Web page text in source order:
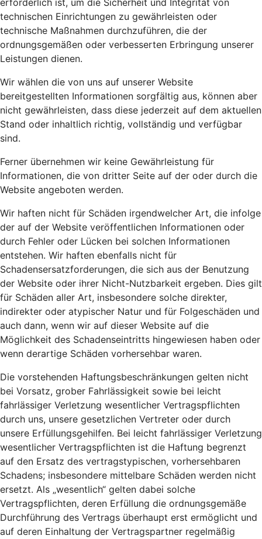
erforderlich ist, um die Sicherheit und Integrität von
technischen Einrichtungen zu gewährleisten oder
technische Maßnahmen durchzuführen, die der
ordnungsgemäßen oder verbesserten Erbringung unserer
Leistungen dienen.
Wir wählen die von uns auf unserer Website
bereitgestellten Informationen sorgfältig aus, können aber
nicht gewährleisten, dass diese jederzeit auf dem aktuellen
Stand oder inhaltlich richtig, vollständig und verfügbar
sind.
Ferner übernehmen wir keine Gewährleistung für
Informationen, die von dritter Seite auf der oder durch die
Website angeboten werden.
Wir haften nicht für Schäden irgendwelcher Art, die infolge
der auf der Website veröffentlichen Informationen oder
durch Fehler oder Lücken bei solchen Informationen
entstehen. Wir haften ebenfalls nicht für
Schadensersatzforderungen, die sich aus der Benutzung
der Website oder ihrer Nicht-Nutzbarkeit ergeben. Dies gilt
für Schäden aller Art, insbesondere solche direkter,
indirekter oder atypischer Natur und für Folgeschäden und
auch dann, wenn wir auf dieser Website auf die
Möglichkeit des Schadenseintritts hingewiesen haben oder
wenn derartige Schäden vorhersehbar waren.
Die vorstehenden Haftungsbeschränkungen gelten nicht
bei Vorsatz, grober Fahrlässigkeit sowie bei leicht
fahrlässiger Verletzung wesentlicher Vertragspflichten
durch uns, unsere gesetzlichen Vertreter oder durch
unsere Erfüllungsgehilfen. Bei leicht fahrlässiger Verletzung
wesentlicher Vertragspflichten ist die Haftung begrenzt
auf den Ersatz des vertragstypischen, vorhersehbaren
Schadens; insbesondere mittelbare Schäden werden nicht
ersetzt. Als „wesentlich“ gelten dabei solche
Vertragspflichten, deren Erfüllung die ordnungsgemäße
Durchführung des Vertrags überhaupt erst ermöglicht und
auf deren Einhaltung der Vertragspartner regelmäßig